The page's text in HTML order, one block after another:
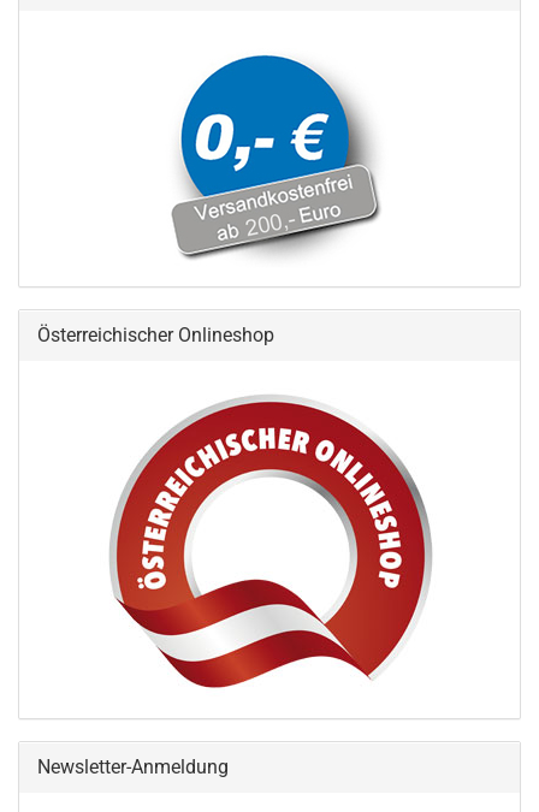
Österreichischer Onlineshop
Newsletter-Anmeldung